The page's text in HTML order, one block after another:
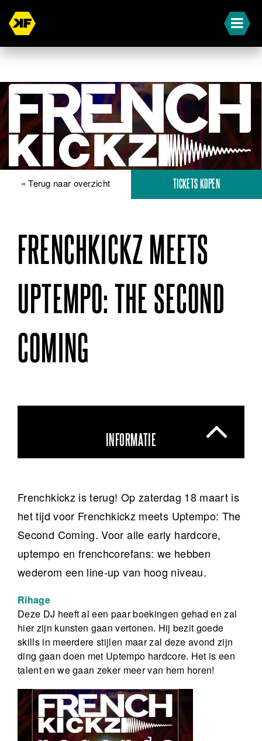
« Terug naar overzicht TICKETS KOPEN
FRENCHKICKZ MEETS
UPTEMPO: THE SECOND
COMING
INFORMATIE
Frenchkickz is terug! Op zaterdag 18 maart is
het tijd voor Frenchkickz meets Uptempo: The
Second Coming. Voor alle early hardcore,
uptempo en frenchcorefans: we hebben
wederom een line-up van hoog niveau.
Rihage
Deze DJ heeft al een paar boekingen gehad en zal
hier zijn kunsten gaan vertonen. Hij bezit goede
skills in meerdere stijlen maar zal deze avond zijn
ding gaan doen met Uptempo hardcore. Het is een
talent en we gaan zeker meer van hem horen!